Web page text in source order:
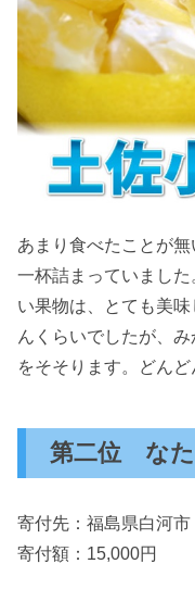
あまり食べたことが
一杯詰まっていまし
い果物は、とても美
んくらいでしたが、
をそそります。どんど
第二位 な
寄付先：福島県白河市
寄付額：15,000円